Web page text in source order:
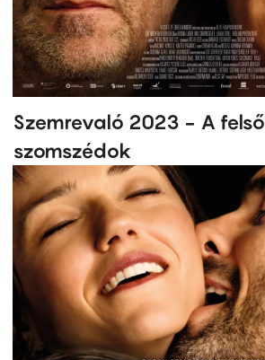
Szemrevaló 2023 - A felső
szomszédok